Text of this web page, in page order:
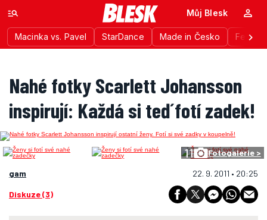
Macinka vs. Pavel StarDance Made in Česko
Můj Blesk
Nahé fotky Scarlett Johansson
inspirují: Každá si teď fotí zadek!
11 Fotogalerie >
gam 22. 9. 2011 • 20:25
Diskuze (3)